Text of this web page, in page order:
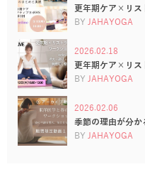
更年期ケア×リス
BY JAHAYOGA
2026.02.18
更年期ケア×リス
BY JAHAYOGA
2026.02.06
季節の理由が分
BY JAHAYOGA